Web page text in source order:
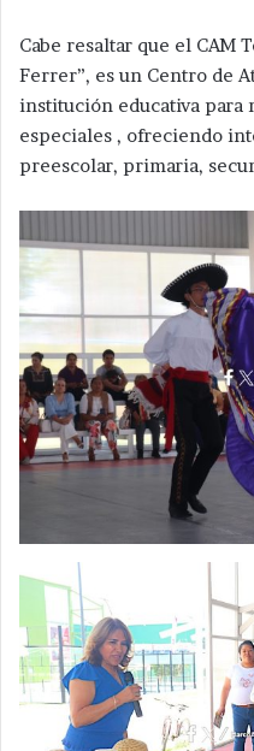
Cabe resaltar que el CAM
Ferrer”, es un Centro de
institución educativa para
especiales , ofreciendo
preescolar, primaria,